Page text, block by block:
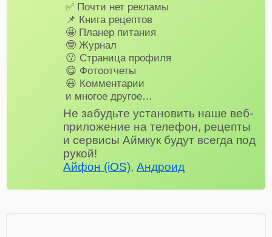
✅ Почти нет рекламы
📌 Книга рецептов
🤩 Планер питания
🤓 Журнал
😗 Страница профиля
😋 Фотоотчеты
😃 Комментарии
и многое другое…
Не забудьте установить наше веб-
приложение на телефон, рецепты
и сервисы Аймкук будут всегда под
рукой!
Айфон (iOS),Андроид